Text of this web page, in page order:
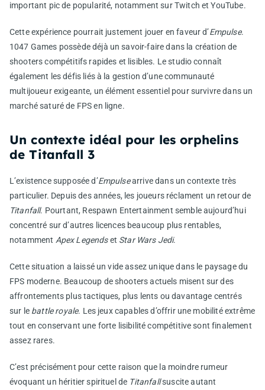
important pic de popularité, notamment sur Twitch et YouTube.
Cette expérience pourrait justement jouer en faveur d’Empulse.
1047 Games possède déjà un savoir-faire dans la création de
shooters compétitifs rapides et lisibles. Le studio connaît
également les défis liés à la gestion d’une communauté
multijoueur exigeante, un élément essentiel pour survivre dans un
marché saturé de FPS en ligne.
Un contexte idéal pour les orphelins
de Titanfall 3
L’existence supposée d’Empulsearrive dans un contexte très
particulier. Depuis des années, les joueurs réclament un retour de
Titanfall. Pourtant, Respawn Entertainment semble aujourd’hui
concentré sur d’autres licences beaucoup plus rentables,
notamment Apex Legendset Star Wars Jedi.
Cette situation a laissé un vide assez unique dans le paysage du
FPS moderne. Beaucoup de shooters actuels misent sur des
affrontements plus tactiques, plus lents ou davantage centrés
sur le battle royale. Les jeux capables d’offrir une mobilité extrême
tout en conservant une forte lisibilité compétitive sont finalement
assez rares.
C’est précisément pour cette raison que la moindre rumeur
évoquant un héritier spirituel de Titanfallsuscite autant